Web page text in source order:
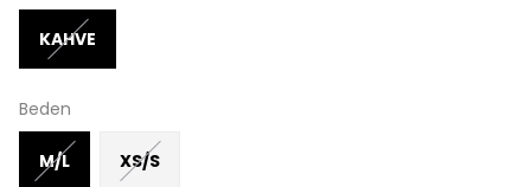
KAHVE
Beden
M/L XS/S